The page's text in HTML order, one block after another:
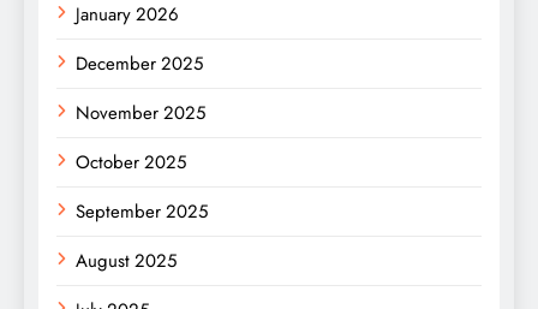
January 2026
December 2025
November 2025
October 2025
September 2025
August 2025